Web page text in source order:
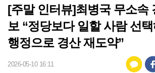
[주말 인터뷰]최병국 무소속
보 “정당보다 일할 사람 선
행정으로 경산 재도약”
2026-05-10 16:11